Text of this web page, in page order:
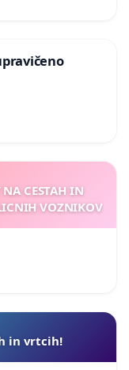
CESTAH IN
VOZNIKOV
in vrtcih!